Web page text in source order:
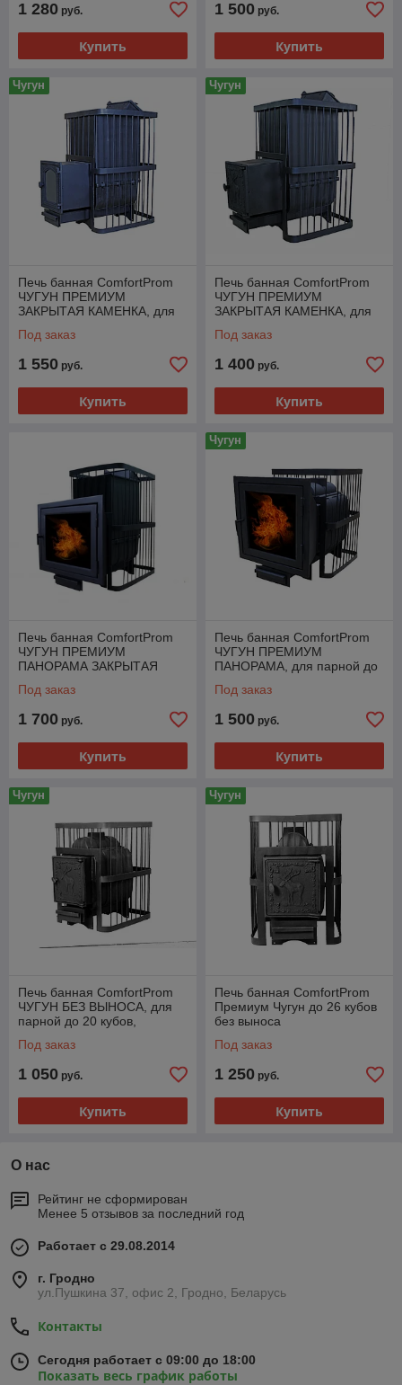
1 280 руб.
Купить
1 500 руб.
Купить
Чугун
Печь банная ComfortProm
ЧУГУН ПРЕМИУМ
ЗАКРЫТАЯ КАМЕНКА, для
со стеклом
Под заказ
1 550 руб.
Купить
Чугун
Печь банная ComfortProm
ЧУГУН ПРЕМИУМ
ЗАКРЫТАЯ КАМЕНКА, для
чугунная дверь
Под заказ
1 400 руб.
Купить
Печь банная ComfortProm
ЧУГУН ПРЕМИУМ
ПАНОРАМА ЗАКРЫТАЯ
кубов
Под заказ
1 700 руб.
Купить
Чугун
Печь банная ComfortProm
ЧУГУН ПРЕМИУМ
ПАНОРАМА, для парной до
Под заказ
1 500 руб.
Купить
Чугун
Печь банная ComfortProm
ЧУГУН БЕЗ ВЫНОСА, для
парной до 20 кубов,
Под заказ
1 050 руб.
Купить
Чугун
Печь банная ComfortProm
Премиум Чугун до 26 кубов
без выноса
Под заказ
1 250 руб.
Купить
О нас
Рейтинг не сформирован
Менее 5 отзывов за последний год
Работает с 29.08.2014
г. Гродно
ул.Пушкина 37, офис 2, Гродно, Беларусь
Контакты
Сегодня работает с 09:00 до 18:00
Показать весь график работы